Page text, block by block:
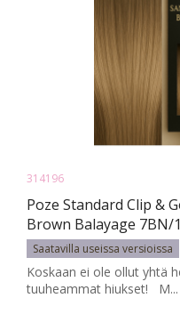
314196
Poze Standard Clip &
Brown Balayage 7BN/
Saatavilla useissa versioissa
Koskaan ei ole ollut yhtä
tuuheammat hiukset! M...